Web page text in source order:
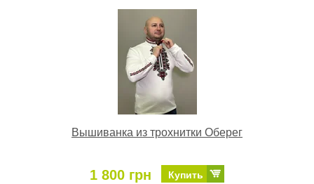
Вышиванка из трохнитки Оберег
1 800 грн Купить